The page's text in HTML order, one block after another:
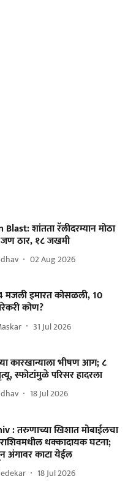
शांतता रॅलीदरम्यान मोठा
ठार, १८ जखमी
02 Aug 2026
मजली इमारत कोसळली, 10
कोण?
31 Jul 2026
कारखान्याला भीषण आग; ८
स्फोटांमुळे परिसर हादरला
18 Jul 2026
: तरुणाच्या खिशात मोबाईलचा
धक्कादायक घटना;
अंगावर काटा येईल
18 Jul 2026